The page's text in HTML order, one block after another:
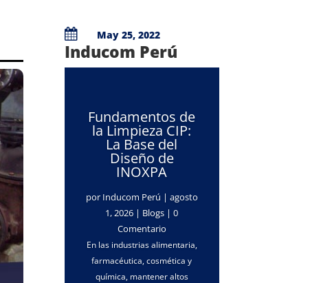
 May 25, 2022
Inducom Perú
Fundamentos de
la Limpieza CIP:
La Base del
Diseño de
INOXPA
por Inducom Perú | agosto
1, 2026 | Blogs | 0
Comentario
En las industrias alimentaria,
farmacéutica, cosmética y
química, mantener altos